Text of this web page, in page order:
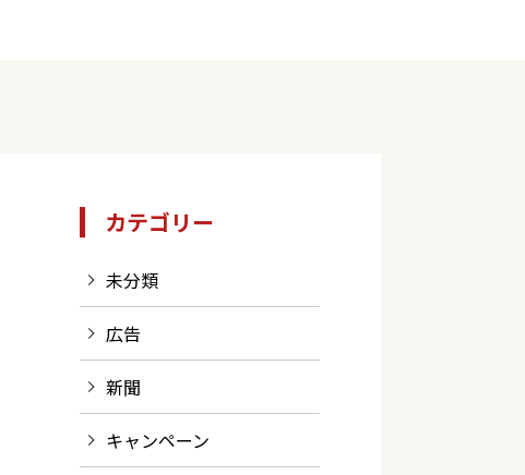
カテゴリー
未分類
広告
新聞
キャンペーン